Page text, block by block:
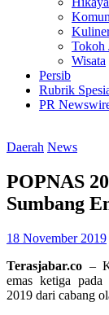
Tokoh
Wisata
Persib
Rubrik
PR
Daerah News
POPNAS
Sumbang
18 November 2019
Terasjabar.co –
emas ketiga
2019 dari cabang